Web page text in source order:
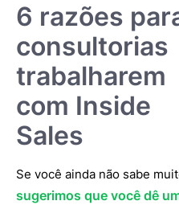
6 razões
consultorias
trabalharem
com Inside
Sales
Se você ainda não sabe
sugerimos que você dê